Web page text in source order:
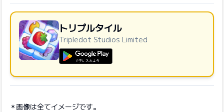
トリプルタイル
Tripledot Studios Limited
画像は全てイメージです。